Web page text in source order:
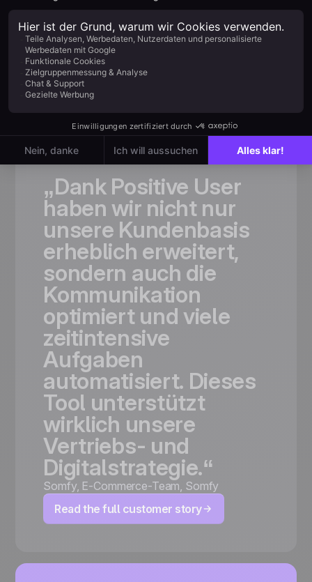
Kundenbewertung
Vertrauenswürdigfür
schnell wachsendeTeams
„Dank Positive User
haben wir nicht nur
unsere Kundenbasis
erheblich erweitert,
sondern auch die
Kommunikation
optimiert und viele
zeitintensive
Aufgaben
automatisiert. Dieses
Tool unterstützt
wirklich unsere
Vertriebs- und
Digitalstrategie.“
Somfy, E-Commerce-Team, Somfy
Read the full customer story